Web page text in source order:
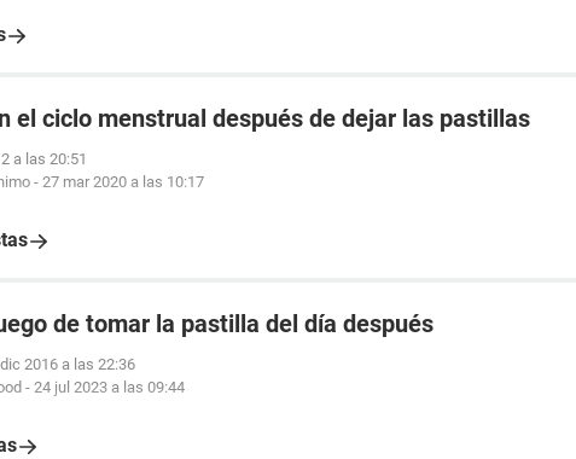
el ciclo menstrual después de dejar las pastillas
a las 20:51
- 27 mar 2020 a las 10:17
de tomar la pastilla del día después
2016 a las 22:36
- 24 jul 2023 a las 09:44